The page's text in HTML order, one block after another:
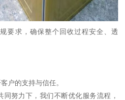
要求，确保整个回收过程安全、透
户的支持与信任。
努力下，我们不断优化服务流程，